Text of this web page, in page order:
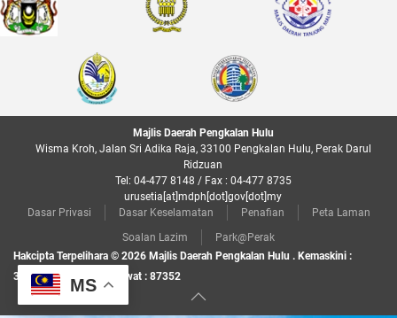
MS
Majlis Daerah Pengkalan Hulu
Wisma Kroh, Jalan Sri Adika Raja, 33100 Pengkalan Hulu, Perak Darul
Ridzuan
Tel: 04-477 8148 / Fax : 04-477 8735
urusetia[at]mdph[dot]gov[dot]my
Dasar Privasi
Dasar Keselamatan Penafian
Peta Laman
Soalan Lazim
Park@Perak
Hakcipta Terpelihara © 2026 Majlis Daerah Pengkalan Hulu . Kemaskini :
31/07/26 • Jumlah Pelawat : 87352